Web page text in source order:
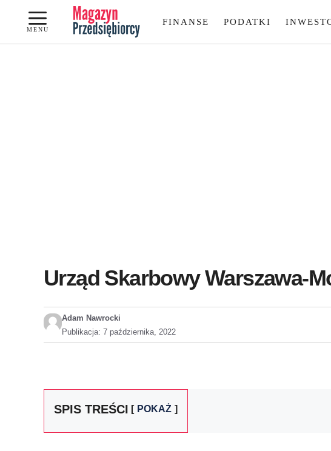
Przejdź
treści
MENU
FINANSE PODATKI
Urząd Skarbowy Warszawa-
Adam Nawrocki
Publikacja: 7 października, 2022
SPIS TREŚCI POKAŻ